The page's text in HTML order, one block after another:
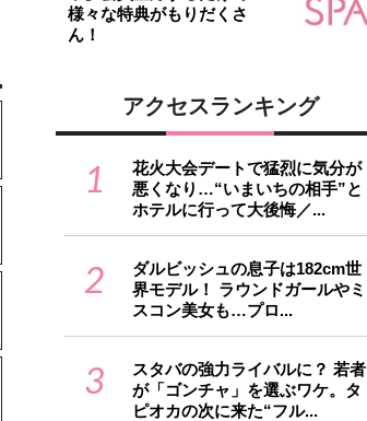
様々な特典がもりだくさ
ん！
アクセスランキング
1
花火大会デートで猛烈に気分が
悪くなり…“いまいちの相手”と
ホテルに行って大後悔／...
2
ダルビッシュの息子は182cm世
界モデル！ ラウンドガールやミ
スコン美女も…プロ...
3
スタバの強力ライバルに？ 若者
が「ゴンチャ」を選ぶワケ。タ
ピオカの次に来た“フル...